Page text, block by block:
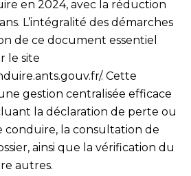
en 2024, avec la réduction
L’intégralité des démarches
de ce document essentiel
le site
. Cette
gestion centralisée efficace
la déclaration de perte ou
conduire, la consultation de
ainsi que la vérification du
autres.